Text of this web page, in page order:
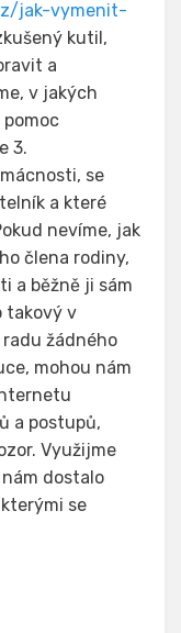
jak-vymenit-
kutil,
a
v jakých
3.
se
a které
nevíme, jak
člena rodiny,
a běžně ji sám
takový v
žádného
mohou nám
a postupů,
Využijme
dostalo
se